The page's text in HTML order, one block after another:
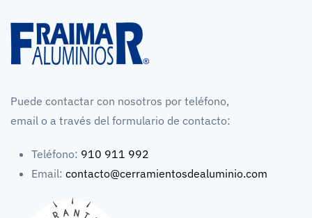
Puede contactar con nosotros por teléfono,
email o a través del formulario de contacto:
Teléfono: 910 911 992
Email: contacto@cerramientosdealuminio.com